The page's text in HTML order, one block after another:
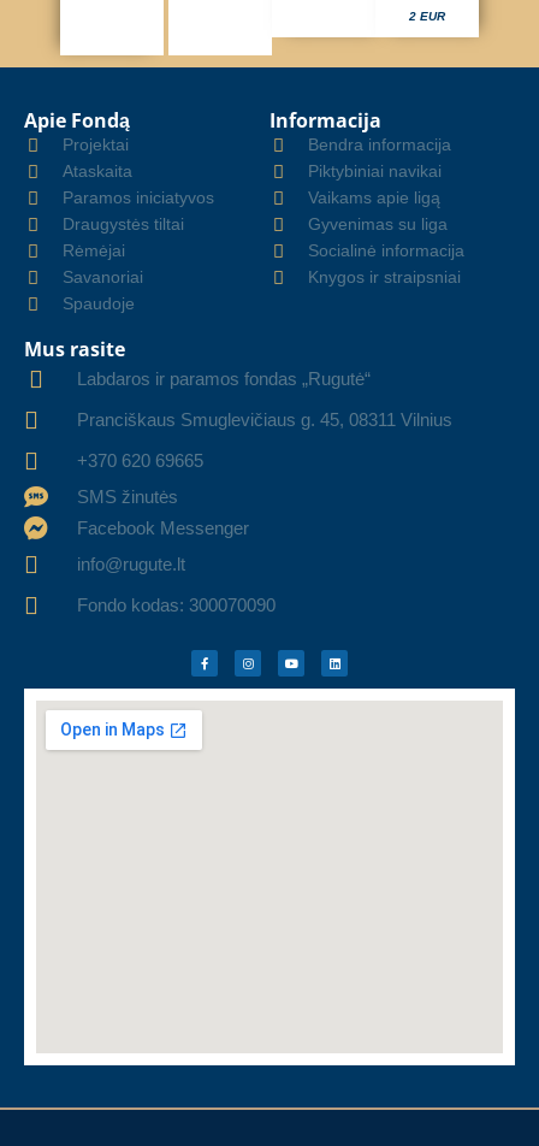
2 EUR
Apie Fondą
Projektai
Ataskaita
Paramos iniciatyvos
Draugystės tiltai
Rėmėjai
Savanoriai
Spaudoje
Informacija
Bendra informacija
Piktybiniai navikai
Vaikams apie ligą
Gyvenimas su liga
Socialinė informacija
Knygos ir straipsniai
Mus rasite
Labdaros ir paramos fondas „Rugutė“
Pranciškaus Smuglevičiaus g. 45, 08311 Vilnius
+370 620 69665
SMS žinutės
Facebook Messenger
info@rugute.lt
Fondo kodas: 300070090